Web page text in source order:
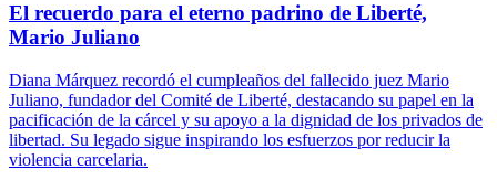
El recuerdo para el eterno padrino de Liberté,
Mario Juliano
Diana Márquez recordó el cumpleaños del fallecido juez Mario
Juliano, fundador del Comité de Liberté, destacando su papel en la
pacificación de la cárcel y su apoyo a la dignidad de los privados de
libertad. Su legado sigue inspirando los esfuerzos por reducir la
violencia carcelaria.